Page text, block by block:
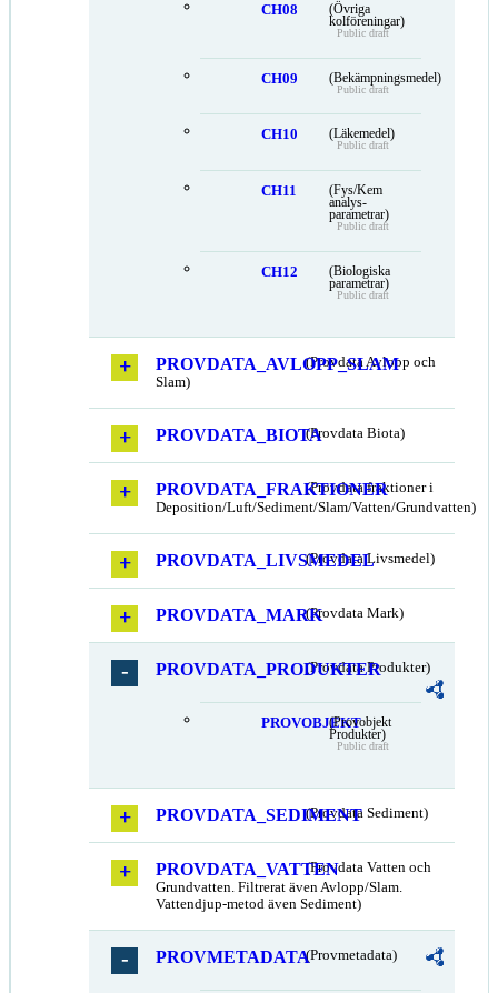
CH08
(Övriga
kolföreningar)
Public draft
CH09 (Bekämpningsmedel)
Public draft
CH10 (Läkemedel)
Public draft
CH11
(Fys/Kem
analys-
parametrar)
Public draft
CH12
(Biologiska
parametrar)
Public draft
PROVDATA_AVLOPP_SLAM
(Provdata Avlopp och
Slam)
PROVDATA_BIOTA(Provdata Biota)
PROVDATA_FRAKTIONER
(Provdata fraktioner i
Deposition/Luft/Sediment/Slam/Vatten/Grundvatten)
PROVDATA_LIVSMEDEL
(Provdata Livsmedel)
PROVDATA_MARK(Provdata Mark)
PROVDATA_PRODUKTER
(Provdata Produkter)
PROVOBJEKT(Provobjekt
Produkter)
Public draft
PROVDATA_SEDIMENT(Provdata Sediment)
PROVDATA_VATTEN(Provdata Vatten och
Grundvatten. Filtrerat även Avlopp/Slam.
Vattendjup-metod även Sediment)
PROVMETADATA(Provmetadata)